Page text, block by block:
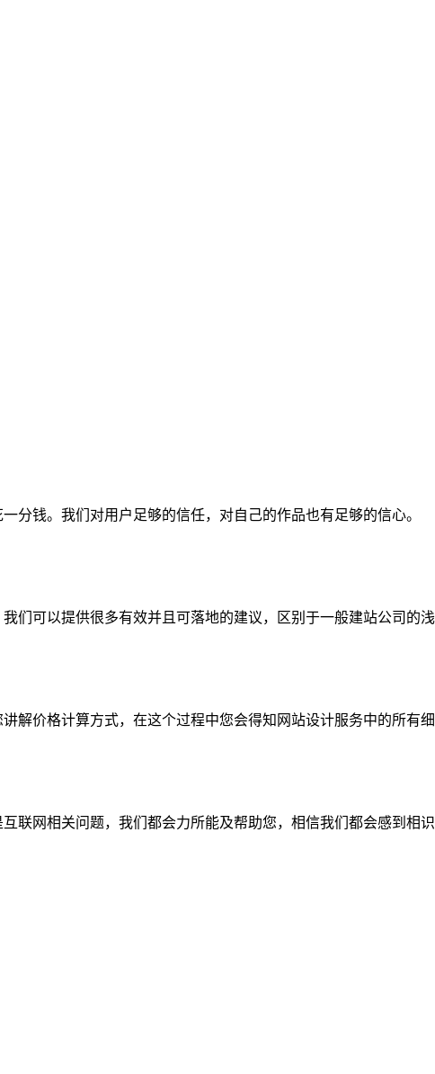
分钱。我们对用户足够的信任，对自己的作品也有足够的信心。
们可以提供很多有效并且可落地的建议，区别于一般建站公司的
解价格计算方式，在这个过程中您会得知网站设计服务中的所有
联网相关问题，我们都会力所能及帮助您，相信我们都会感到相